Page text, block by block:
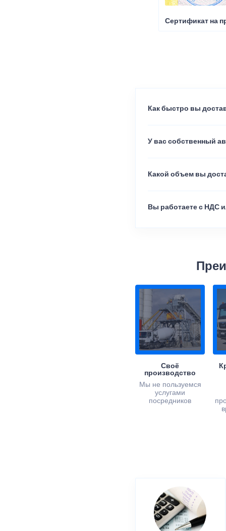
Сертификат на
Как быстро вы
У вас собственный
Какой объем вы
Вы работаете с НДС
Своё
производство
Мы не пользуемся
услугами
посредников